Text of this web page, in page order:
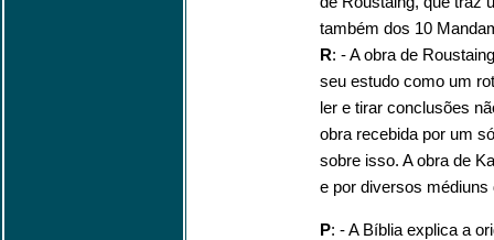
também dos 10
R: - A obra de
seu estudo como um
ler e tirar conclusões
obra recebida por um
sobre isso. A obra de
e por diversos
P: - A Bíblia explica a